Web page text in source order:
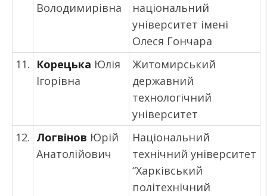
Володимирівна
національний
університет імені
Олеся Гончара
11. Корецька Юлія
Ігорівна
Житомирський
державний
технологічний
університет
12. Логвінов Юрій
Анатолійович
Національний
технічний університет
“Харківський
політехнічний